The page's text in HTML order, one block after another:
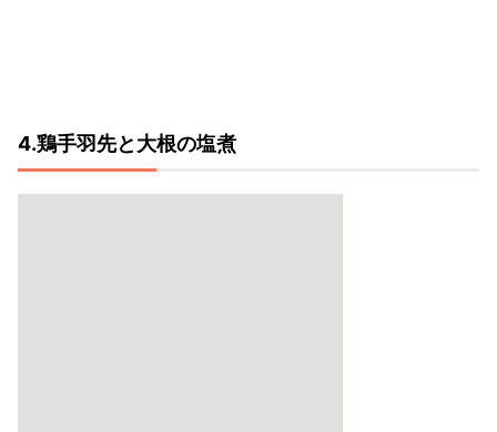
4.鶏手羽先と大根の塩煮